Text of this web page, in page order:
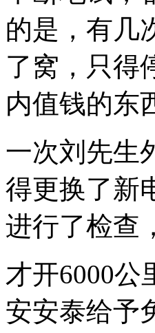
的是，有几
了窝，只得
内值钱的东
一次刘先生
得更换了新
进行了检查
才开6000公
安安泰给予